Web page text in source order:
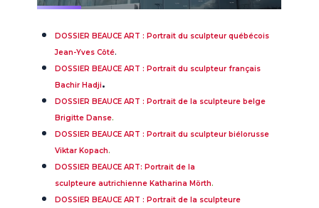
DOSSIER BEAUCE ART : Portrait du sculpteur québécois
Jean-Yves Côté.
DOSSIER BEAUCE ART : Portrait du sculpteur français
Bachir Hadji.
DOSSIER BEAUCE ART : Portrait de la sculpteure belge
Brigitte Danse.
DOSSIER BEAUCE ART : Portrait du sculpteur biélorusse
Viktar Kopach.
DOSSIER BEAUCE ART: Portrait de la
sculpteure autrichienne Katharina Mörth.
DOSSIER BEAUCE ART : Portrait de la sculpteure